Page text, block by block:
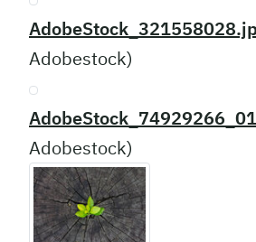
Adobestock)
Adobestock)